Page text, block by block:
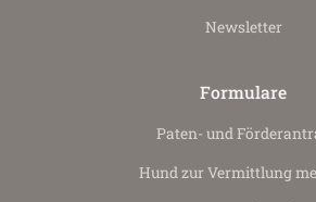
Newsletter
Formulare
Paten- und
Hund zur Vermittlung